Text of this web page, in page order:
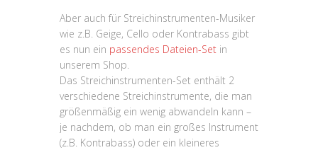
Aber auch für Streichinstrumenten-Musiker
wie z.B. Geige, Cello oder Kontrabass gibt
es nun ein passendes Dateien-Set in
unserem Shop.
Das Streichinstrumenten-Set enthält 2
verschiedene Streichinstrumente, die man
größenmäßig ein wenig abwandeln kann –
je nachdem, ob man ein großes Instrument
(z.B. Kontrabass) oder ein kleineres